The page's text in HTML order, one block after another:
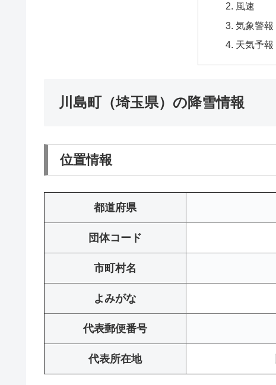
風速
気象警報
天気予報
川島町（埼玉県）の降雪情報
位置情報
都道府県
団体コード
市町村名
よみがな
代表郵便番号
代表所在地